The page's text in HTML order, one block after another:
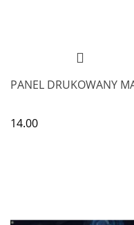
PANEL DRUKOWANY
14.00